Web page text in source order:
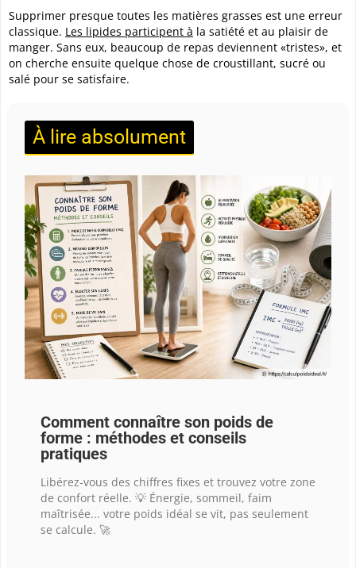
Supprimer presque toutes les matières grasses est une erreur
classique. Les lipides participent à la satiété et au plaisir de
manger. Sans eux, beaucoup de repas deviennent «tristes», et
on cherche ensuite quelque chose de croustillant, sucré ou
salé pour se satisfaire.
À lire absolument
Comment connaître son poids de
forme : méthodes et conseils
pratiques
Libérez-vous des chiffres fixes et trouvez votre zone
de confort réelle. 💡 Énergie, sommeil, faim
maîtrisée... votre poids idéal se vit, pas seulement
se calcule. 🚀